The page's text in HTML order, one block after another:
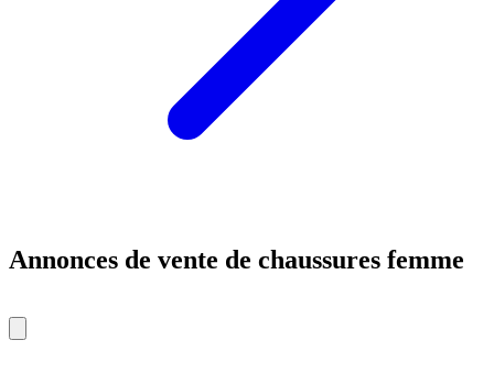
Annonces de vente de chaussures femme